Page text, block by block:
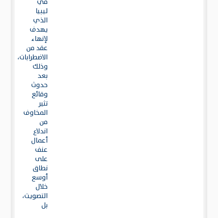
ليبيا
الذي
يهدف
لإنهاء
عقد من
الاضطرابات،
وذلك
بعد
حدوث
وقائع
تثير
المخاوف
من
اندلاع
أعمال
عنف
على
نطاق
أوسع
خلال
التصويت،
بل